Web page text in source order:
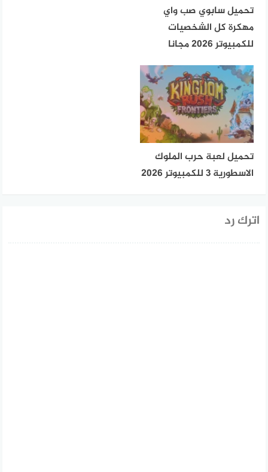
تحميل سابوي صب واي
مهكرة كل الشخصيات
للكمبيوتر 2026 مجانا
تحميل لعبة حرب الملوك
الاسطورية 3 للكمبيوتر 2026
اترك رد